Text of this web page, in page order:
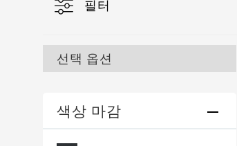
수도꼭지 욕조
사우나
선택 옵션
색상 마감
필터